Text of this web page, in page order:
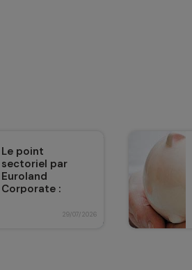
Le point
sectoriel par
Euroland
Corporate :
29/07/2026